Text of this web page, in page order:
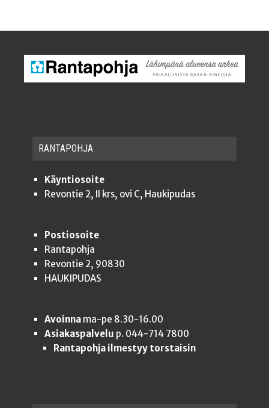
RAN­TA­POH­JA
Käyntiosoite
Revontie 2, II krs, ovi C, Haukipudas
Postiosoite
Rantapohja
Revontie 2, 90830
HAUKIPUDAS
Avoinnama-pe 8.30-16.00
Asiakaspalvelu p. 044-714 7800
Rantapohja ilmestyy torstaisin